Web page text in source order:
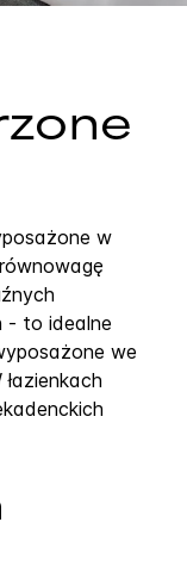
w
- to idealne
we